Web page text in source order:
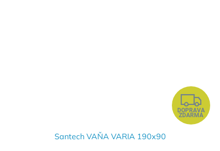
Z
A
DOPRAVA
ZDARMA
Santech VAŇA VARIA 190x90